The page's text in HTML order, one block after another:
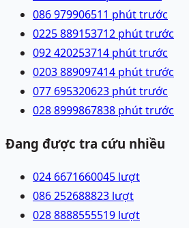
086 979906511 phút trước
0225 889153712 phút trước
092 420253714 phút trước
0203 889097414 phút trước
077 695320623 phút trước
028 8999867838 phút trước
Đang được tra cứu nhiều
024 6671660045 lượt
086 252688823 lượt
028 8888555519 lượt